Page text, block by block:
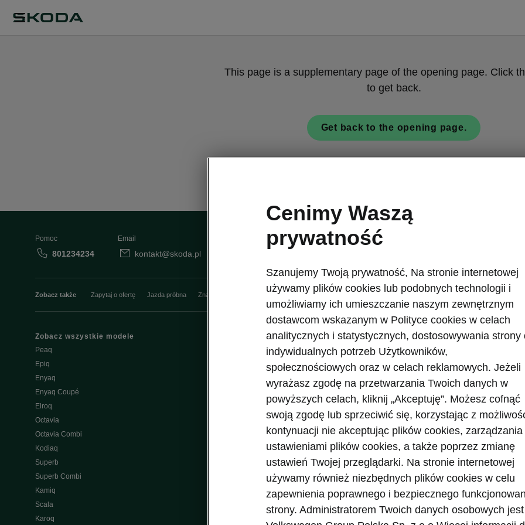
This page is a supplementary page of the opening page. Click
to get back.
Get back to the opening page.
Pomoc
801234234
Email
kontakt@skoda.pl
Zobacz także Zapytaj o ofertę Jazda próbna Znajdź salon Konfigurator Newsletter
Zobacz wszystkie modele
Peaq
Epiq
Enyaq
Enyaq Coupé
Elroq
Octavia
Octavia Combi
Kodiaq
Superb
Superb Combi
Kamiq
Scala
Karoq
W trosce o Škodę - porady
Naprawa powypadkowa
Wypad wakacyjny
Aplikacja MyŠkoda
Pakiety serwisowe
Oryginalne części
Program rabatowy 4Service
Usługi sezonowe
Facebook
Instagram
YouTube
YouTube shorts
Historia
Środowisko
Elektryczne
Samochody Elektryczne Škody
Nowości w elektrycznych modelach Šk
Akumulator i bezpieczeństwo
Elektrominuta
Dopłata do zakupu aut elektrycznych
Cenimy Waszą
prywatność
Szanujemy Twoją prywatność, Na stronie internetowej
używamy plików cookies lub podobnych technologii i
umożliwiamy ich umieszczanie naszym zewnętrznym
dostawcom wskazanym w Polityce cookies w celach
analitycznych i statystycznych, dostosowywania strony
indywidualnych potrzeb Użytkowników,
społecznościowych oraz w celach reklamowych. Jeżeli
wyrażasz zgodę na przetwarzania Twoich danych w
powyższych celach, kliknij „Akceptuję”. Możesz cofnąć
swoją zgodę lub sprzeciwić się, korzystając z
kontynuacji nie akceptując plików cookies, zarządzania
ustawieniami plików cookies, a także poprzez zmianę
ustawień Twojej przeglądarki. Na stronie internetowej
używamy również niezbędnych plików cookies w celu
zapewnienia poprawnego i bezpiecznego
strony. Administratorem Twoich danych osobowych jest